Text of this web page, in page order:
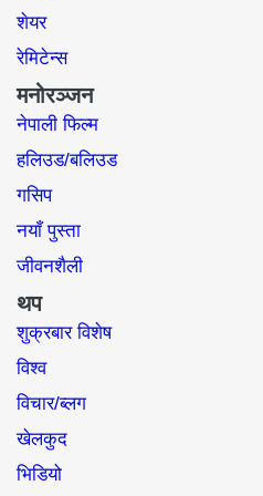
शेयर
रेमिटेन्स
मनोरञ्जन
नेपाली फिल्म
हलिउड/बलिउड
गसिप
नयाँ पुस्ता
जीवनशैली
थप
शुक्रबार विशेष
विश्व
विचार/ब्लग
खेलकुद
भिडियो